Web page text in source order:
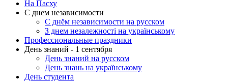
На Пасху
С днем независимости
С днём независимости на русском
З днем незалежності на українському
Профессиональные праздники
День знаний - 1 сентября
День знаний на русском
День знань на українському
День студента